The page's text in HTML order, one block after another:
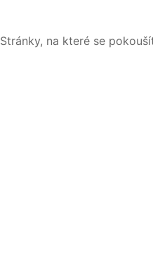
Stránky, na které se